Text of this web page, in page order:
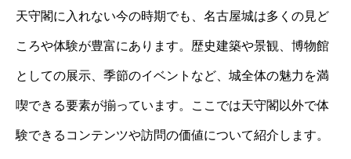
天守閣に入れない今の時期でも、名古屋城は多くの見ど
ころや体験が豊富にあります。歴史建築や景観、博物館
としての展示、季節のイベントなど、城全体の魅力を満
喫できる要素が揃っています。ここでは天守閣以外で体
験できるコンテンツや訪問の価値について紹介します。